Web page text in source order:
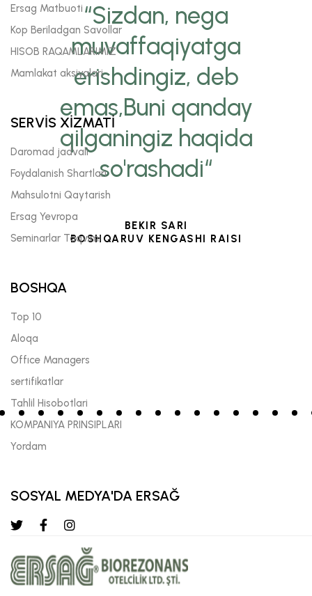
“Sizdan, nega
muvaffaqiyatga
erishdingiz, deb
emas,Buni qanday
qilganingiz haqida
so'rashadi“
BEKIR SARI
BOSHQARUV KENGASHI RAISI
Ersag Matbuoti
Kop Beriladgan Savollar
HISOB RAQAMLARIMIZ
Mamlakat aksiyalari
SERVİS XİZMATİ
Daromad jadvali
Foydalanish Shartlari
Mahsulotni Qaytarish
Ersag Yevropa
Seminarlar Taqvimi
BOSHQA
Top 10
Aloqa
Offıce Managers
sertifikatlar
Tahlil Hisobotlari
KOMPANIYA PRINSIPLARI
Yordam
SOSYAL MEDYA'DA ERSAĞ